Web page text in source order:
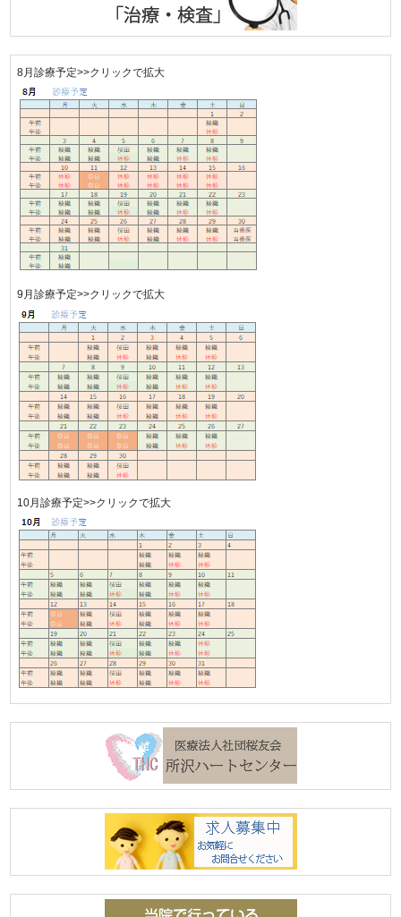
8月診療予定>>クリックで拡大
9月診療予定>>クリックで拡大
10月診療予定>>クリックで拡大